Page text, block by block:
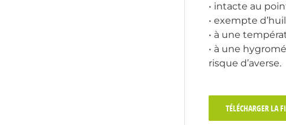
• intacte au
• exempte
• à une
• à une
risque d’averse.
TÉLÉCHARGER LA